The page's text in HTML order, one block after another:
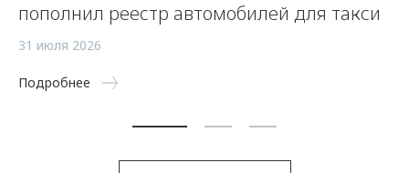
пополнил реестр автомобилей для такси
31 июля 2026
Подробнее